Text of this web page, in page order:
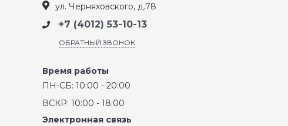
ул. Черняховского, д.78
+7 (4012) 53-10-13
ОБРАТНЫЙ ЗВОНОК
Время работы
ПН-СБ: 10:00 - 20:00
ВСКР: 10:00 - 18:00
Электронная связь